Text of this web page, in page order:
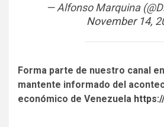
— Alfonso Marquina
November 14,
Forma parte de nuestro canal
mantente informado del
económico de Venezuela